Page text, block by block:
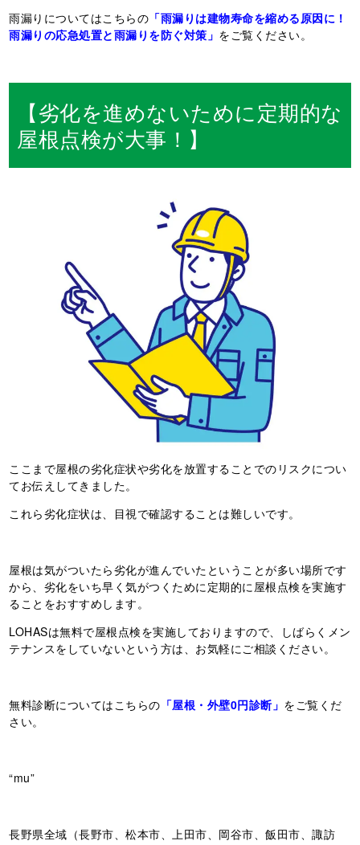
雨漏りについてはこちらの 「雨漏りは建物寿命を縮める原因に！
雨漏りの応急処置と雨漏りを防ぐ対策」 をご覧ください。
【劣化を進めないために定期的な
屋根点検が大事！】
ここまで屋根の劣化症状や劣化を放置することでのリスクについ
てお伝えしてきました。
これら劣化症状は、目視で確認することは難しいです。
屋根は気がついたら劣化が進んでいたということが多い場所です
から、劣化をいち早く気がつくために定期的に屋根点検を実施す
ることをおすすめします。
LOHASは無料で屋根点検を実施しておりますので、しばらくメン
テナンスをしていないという方は、お気軽にご相談ください。
無料診断についてはこちらの 「屋根・外壁0円診断」 をご覧くだ
さい。
“mu”
長野県全域（長野市、松本市、上田市、岡谷市、飯田市、諏訪